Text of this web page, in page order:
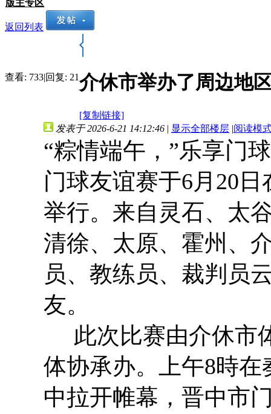
版主专区
返回列表
查看: 733|回复: 21介休市举办了周边地
[复制链接]
发表于 2026-6-21 14:12:46 | 显示全部楼层 |阅读模
“粽情端午，”乐享门
门球友谊赛于6月20
举行。来自灵石、太
清徐、太原、霍州、
员、教练员、裁判员
友。
此次比赛由介休市
体协承办。上午8時
中拉开帷幕，晋中市